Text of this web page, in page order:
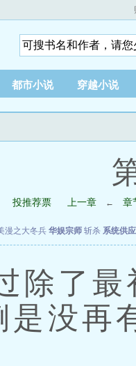
都市小说 穿越小说
投推荐票 上一章 ← 章
漫之大冬兵 华娱宗师 斩杀 系统供
了最
是没再